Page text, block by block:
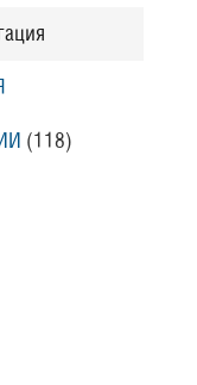
(118)